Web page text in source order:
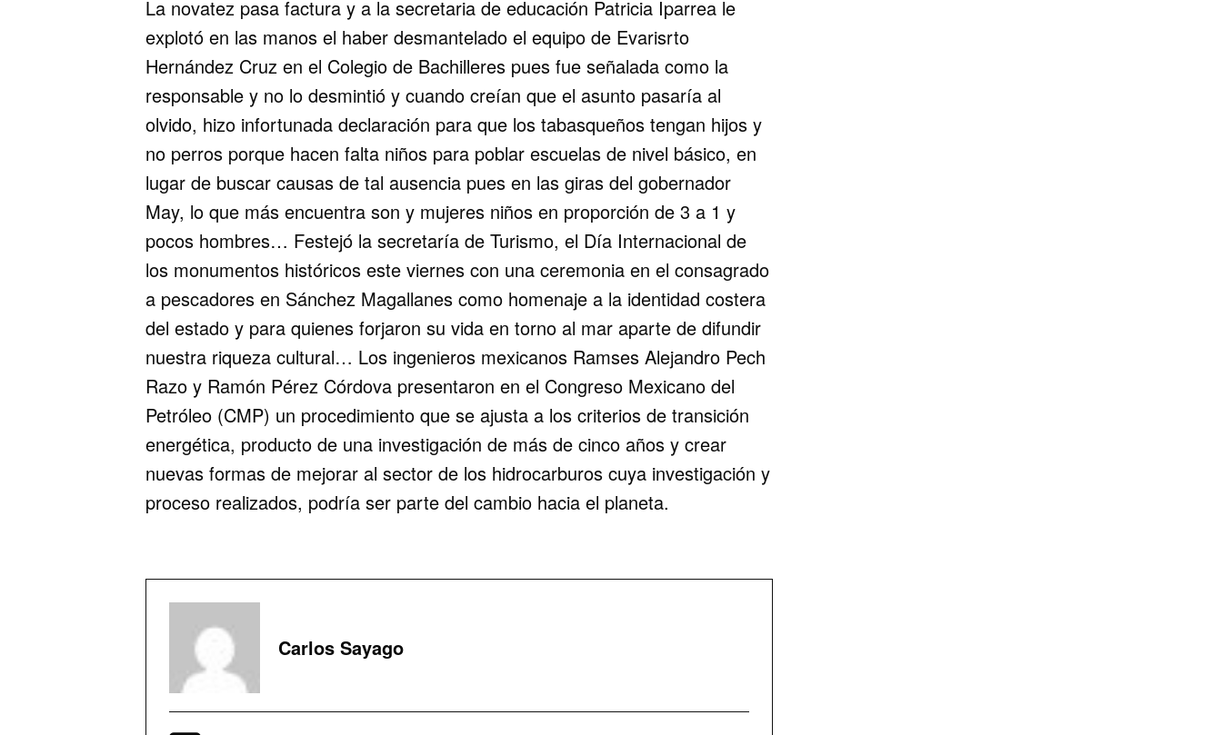
La novatez pasa factura y a la secretaria de educación Patricia Iparrea le
explotó en las manos el haber desmantelado el equipo de Evarisrto
Hernández Cruz en el Colegio de Bachilleres pues fue señalada como la
responsable y no lo desmintió y cuando creían que el asunto pasaría al
olvido, hizo infortunada declaración para que los tabasqueños tengan hijos y
no perros porque hacen falta niños para poblar escuelas de nivel básico, en
lugar de buscar causas de tal ausencia pues en las giras del gobernador
May, lo que más encuentra son y mujeres niños en proporción de 3 a 1 y
pocos hombres… Festejó la secretaría de Turismo, el Día Internacional de
los monumentos históricos este viernes con una ceremonia en el consagrado
a pescadores en Sánchez Magallanes como homenaje a la identidad costera
del estado y para quienes forjaron su vida en torno al mar aparte de difundir
nuestra riqueza cultural… Los ingenieros mexicanos Ramses Alejandro Pech
Razo y Ramón Pérez Córdova presentaron en el Congreso Mexicano del
Petróleo (CMP) un procedimiento que se ajusta a los criterios de transición
energética, producto de una investigación de más de cinco años y crear
nuevas formas de mejorar al sector de los hidrocarburos cuya investigación y
proceso realizados, podría ser parte del cambio hacia el planeta.
Carlos Sayago